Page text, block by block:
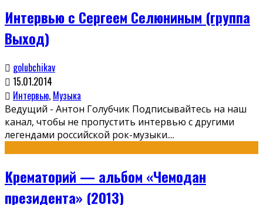
Интервью с Сергеем Селюниным (группа
Выход)
golubchikav
15.01.2014
Интервью, Музыка
Ведущий - Антон Голубчик Подписывайтесь на наш
канал, чтобы не пропустить интервью с другими
легендами российской рок-музыки....
Крематорий — альбом «Чемодан
президента» (2013)